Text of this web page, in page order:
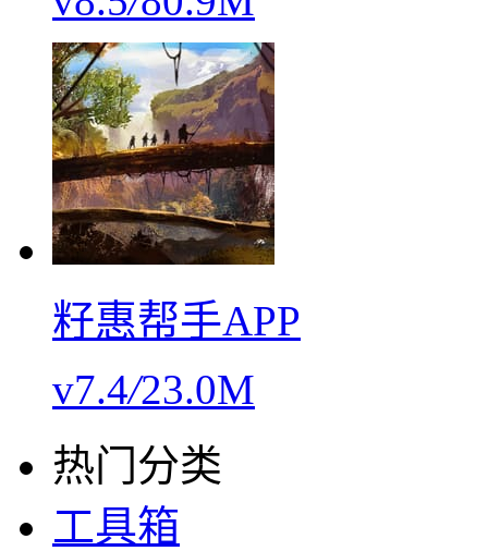
籽惠帮手APP
v7.4/23.0M
热门分类
工具箱